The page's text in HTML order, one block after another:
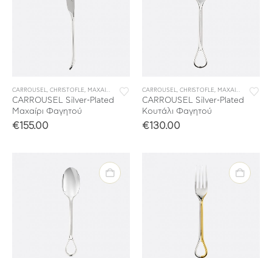
CARROUSEL, CHRISTOFLE, ΜΑΧΑΙΡΟΠΙΡΟΥΝΑ ,ΜΕΜΟΝΩΜΕΝΑ ΜΑΧΑΙΡΟΠΙΡΟΥΝΑ
CARROUSEL Silver-Plated
Μαχαίρι Φαγητού
€155.00
CARROUSEL, CHRISTOFLE, ΜΑΧΑΙΡΟΠΙΡΟΥΝΑ
CARROUSEL Silver-Plated
Κουτάλι Φαγητού
€130.00